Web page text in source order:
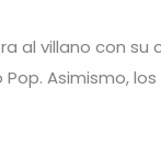
al villano con
Pop. Asimismo,